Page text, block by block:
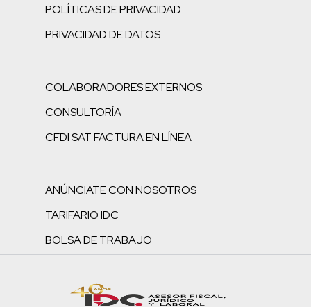
POLÍTICAS DE PRIVACIDAD
PRIVACIDAD DE DATOS
COLABORADORES EXTERNOS
CONSULTORÍA
CFDI SAT FACTURA EN LÍNEA
ANÚNCIATE CON NOSOTROS
TARIFARIO IDC
BOLSA DE TRABAJO